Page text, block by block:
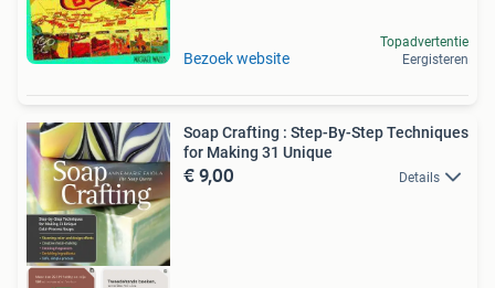
Bezoek website
Topadvertentie
Eergisteren
Soap Crafting : Step-By-Step Techniques
for Making 31 Unique
€ 9,00 Details